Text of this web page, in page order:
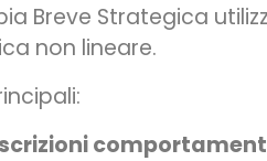
Breve Strategica
non lineare.